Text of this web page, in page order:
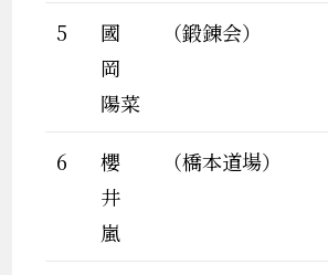
5
國
岡
陽菜
（鍛錬会）
6
櫻
井
嵐
（橋本道場）